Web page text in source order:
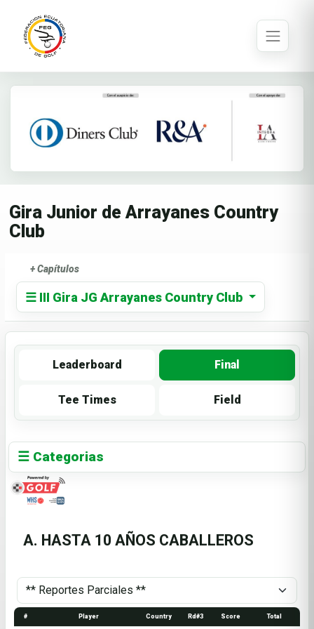
Gira Junior de Arrayanes Country
Club
+ Capítulos
☰ III Gira JG Arrayanes Country Club
Leaderboard Final
Tee Times Field
☰ Categorias
A. HASTA 10 AÑOS CABALLEROS
# Player Country Rd#3 Score Total